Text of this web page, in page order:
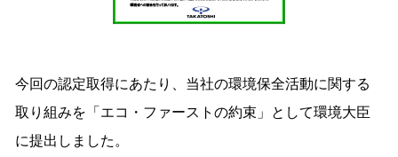
今回の認定取得にあたり、当社の環境保全活動に関する
取り組みを「エコ・ファーストの約束」として環境大臣
に提出しました。